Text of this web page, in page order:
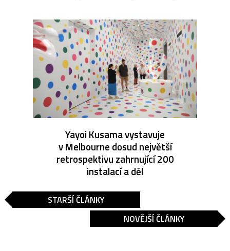
Yayoi Kusama vystavuje
v Melbourne dosud největší
retrospektivu zahrnující 200
instalací a děl
STARŠÍ ČLÁNKY
NOVĚJŠÍ ČLÁNKY